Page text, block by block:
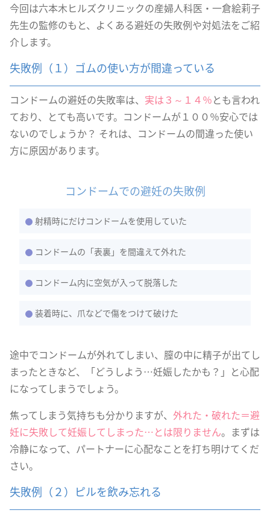
今回は六本木ヒルズクリニックの産婦人科医・一倉絵莉子
先生の監修のもと、よくある避妊の失敗例や対処法をご紹
介します。
失敗例（１）ゴムの使い方が間違っている
コンドームの避妊の失敗率は、 実は３～１４％とも言われ
ており、とても高いです。コンドームが１００％安心では
ないのでしょうか？ それは、コンドームの間違った使い
方に原因があります。
コンドームでの避妊の失敗例
射精時にだけコンドームを使用していた
コンドームの「表裏」を間違えて外れた
コンドーム内に空気が入って脱落した
装着時に、爪などで傷をつけて破けた
途中でコンドームが外れてしまい、膣の中に精子が出てし
まったときなど、「どうしよう…妊娠したかも？」と心配
になってしまうでしょう。
焦ってしまう気持ちも分かりますが、 外れた・破れた＝避
妊に失敗して妊娠してしまった…とは限りません。まずは
冷静になって、パートナーに心配なことを打ち明けてくだ
さい。
失敗例（２）ピルを飲み忘れる